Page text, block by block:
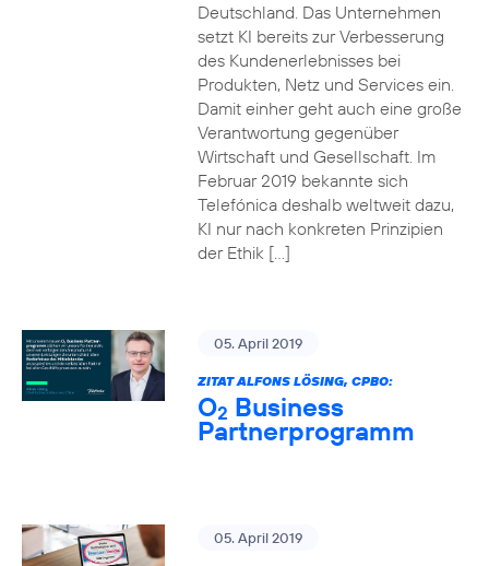
Deutschland. Das Unternehmen
setzt KI bereits zur Verbesserung
des Kundenerlebnisses bei
Produkten, Netz und Services ein.
Damit einher geht auch eine große
Verantwortung gegenüber
Wirtschaft und Gesellschaft. Im
Februar 2019 bekannte sich
Telefónica deshalb weltweit dazu,
KI nur nach konkreten Prinzipien
der Ethik […]
05. April 2019
ZITAT ALFONS LÖSING, CPBO:
O2 Business
Partnerprogramm
05. April 2019